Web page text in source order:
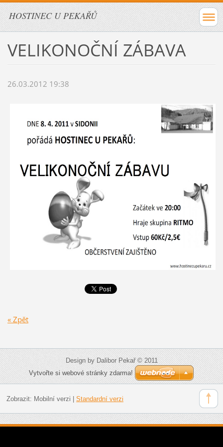
HOSTINEC U PEKAŘŮ
VELIKONOČNÍ ZÁBAVA
26.03.2012 19:38
« Zpět
Design by Dalibor Pekař © 2011
Vytvořte si webové stránky zdarma!
Zobrazit: Mobilní verzi Standardní verzi